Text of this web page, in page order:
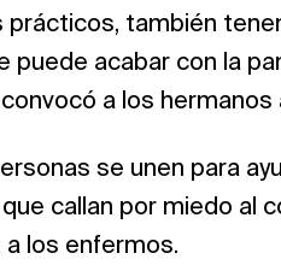
prácticos, también
puede acabar con la
a los
se unen para
callan por miedo al
a los enfermos.